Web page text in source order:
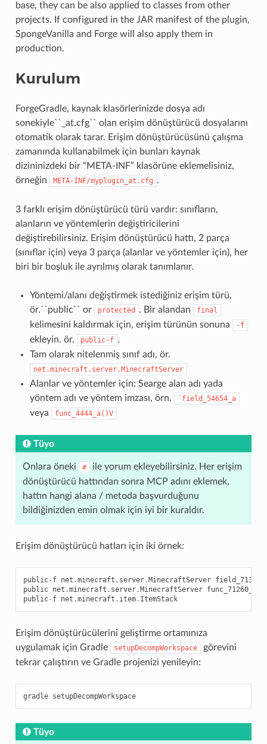
base, they can be also applied to classes from other
projects. If configured in the JAR manifest of the plugin,
SpongeVanilla and Forge will also apply them in
production.
Kurulum
ForgeGradle, kaynak klasörlerinizde dosya adı
sonekiyle``_at.cfg`` olan erişim dönüştürücü dosyalarını
otomatik olarak tarar. Erişim dönüştürücüsünü çalışma
zamanında kullanabilmek için bunları kaynak
dizininizdeki bir “META-INF” klasörüne eklemelisiniz,
örneğin
META-INF/myplugin_at.cfg .
3 farklı erişim dönüştürücü türü vardır: sınıfların,
alanların ve yöntemlerin değiştiricilerini
değiştirebilirsiniz. Erişim dönüştürücü hattı, 2 parça
(sınıflar için) veya 3 parça (alanlar ve yöntemler için), her
biri bir boşluk ile ayrılmış olarak tanımlanır.
Yöntemi/alanı değiştirmek istediğiniz erişim türü,
ör.``public`` or
protected . Bir alandan final
kelimesini kaldırmak için, erişim türünün sonuna -f
ekleyin. ör. public-f .
Tam olarak nitelenmiş sınıf adı, ör.
net.minecraft.server.MinecraftServer
Alanlar ve yöntemler için: Searge alan adı yada
yöntem adı ve yöntem imzası, örn.
`field_54654_a
veya func_4444_a()V
Tüyo
Onlara öneki #
ile yorum ekleyebilirsiniz. Her erişim
dönüştürücü hattından sonra MCP adını eklemek,
hattın hangi alana / metoda başvurduğunu
bildiğinizden emin olmak için iyi bir kuraldır.
Erişim dönüştürücü hatları için iki örnek:
public- f net .minecraft . server. MinecraftServer
public net .minecraft . server. MinecraftServer func_71260_j
public- f net .minecraft . item. ItemStack
Erişim dönüştürücülerini geliştirme ortamınıza
uygulamak için Gradle
setupDecompWorkspace
görevini
tekrar çalıştırın ve Gradle projenizi yenileyin:
gradle setupDecompWorkspace
Tüyo